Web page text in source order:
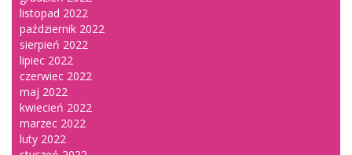
listopad 2022
październik 2022
sierpień 2022
lipiec 2022
czerwiec 2022
maj 2022
kwiecień 2022
marzec 2022
luty 2022